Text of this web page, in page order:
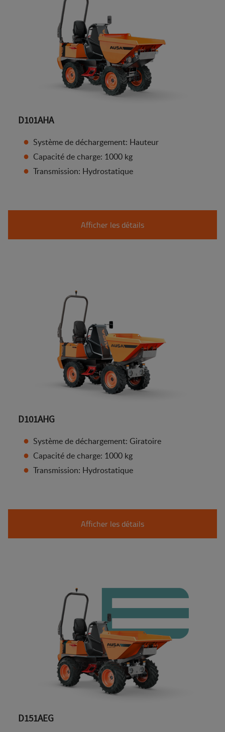
D101AHA
Système de déchargement: Hauteur
Capacité de charge: 1000 kg
Transmission: Hydrostatique
Afficher les détails
D101AHG
Système de déchargement: Giratoire
Capacité de charge: 1000 kg
Transmission: Hydrostatique
Afficher les détails
D151AEG